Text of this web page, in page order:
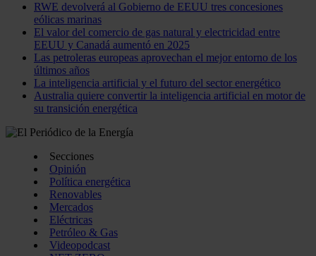
RWE devolverá al Gobierno de EEUU tres concesiones
eólicas marinas
El valor del comercio de gas natural y electricidad entre
EEUU y Canadá aumentó en 2025
Las petroleras europeas aprovechan el mejor entorno de los
últimos años
La inteligencia artificial y el futuro del sector energético
Australia quiere convertir la inteligencia artificial en motor de
su transición energética
Secciones
Opinión
Política energética
Renovables
Mercados
Eléctricas
Petróleo & Gas
Videopodcast